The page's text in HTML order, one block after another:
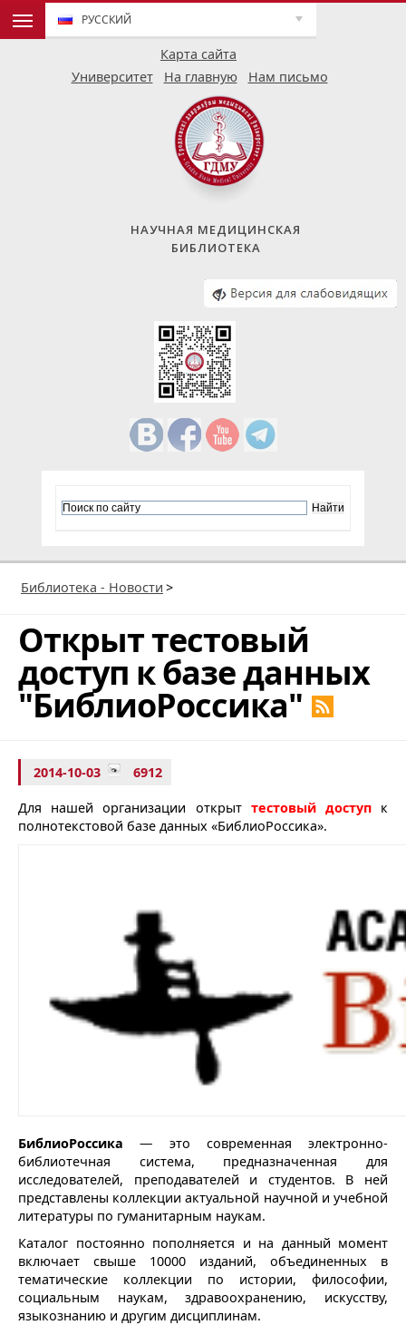
Карта сайта
РУССКИЙ
Университет На главную Нам письмо
НАУЧНАЯ МЕДИЦИНСКАЯ
БИБЛИОТЕКА
Библиотека - Новости >
Открыт тестовый
доступ к базе данных
"БиблиоРоссика"
2014-10-03 6912
Для нашей организации открыт тестовый доступк
полнотекстовой базе данных «БиблиоРоссика».
БиблиоРоссика — это современная электронно-
библиотечная система, предназначенная для
исследователей, преподавателей и студентов. В ней
представлены коллекции актуальной научной и учебной
литературы по гуманитарным наукам.
Каталог постоянно пополняется и на данный момент
включает свыше 10000 изданий, объединенных в
тематические коллекции по истории, философии,
социальным наукам, здравоохранению, искусству,
языкознанию и другим дисциплинам.